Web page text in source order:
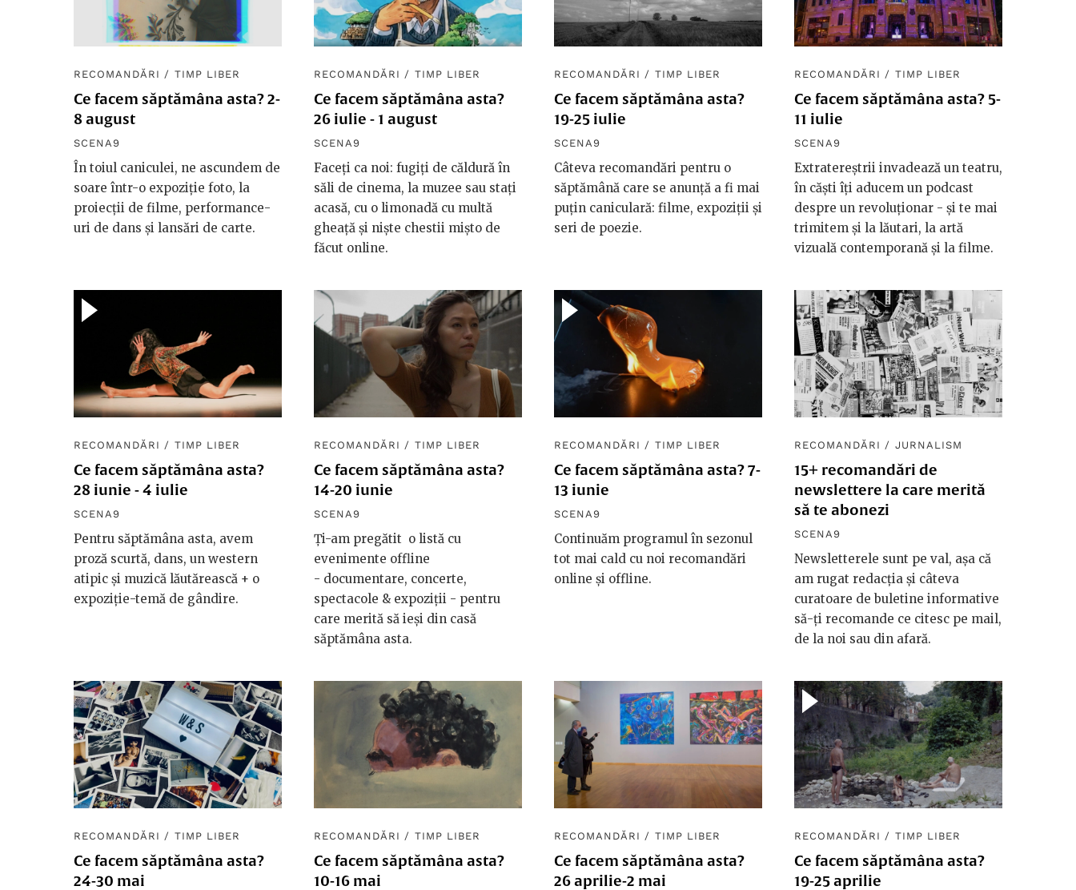
RECOMANDĂRI / TIMP LIBER
Ce facem săptămâna asta? 2-
8 august
SCENA9
În toiul caniculei, ne ascundem de
soare într-o expoziție foto, la
proiecții de filme, performance-
uri de dans și lansări de carte.
RECOMANDĂRI / TIMP LIBER
Ce facem săptămâna asta?
26 iulie - 1 august
SCENA9
Faceți ca noi: fugiți de căldură în
săli de cinema, la muzee sau stați
acasă, cu o limonadă cu multă
gheață și niște chestii mișto de
făcut online.
RECOMANDĂRI / TIMP LIBER
Ce facem săptămâna asta?
19-25 iulie
SCENA9
Câteva recomandări pentru o
săptămână care se anunță a fi mai
puțin caniculară: filme, expoziții și
seri de poezie.
RECOMANDĂRI / TIMP LIBER
Ce facem săptămâna asta? 5-
11 iulie
SCENA9
Extratereștrii invadează un teatru,
în căști îți aducem un podcast
despre un revoluționar - și te mai
trimitem și la lăutari, la artă
vizuală contemporană și la filme.
RECOMANDĂRI / TIMP LIBER
Ce facem săptămâna asta?
28 iunie - 4 iulie
SCENA9
Pentru săptămâna asta, avem
proză scurtă, dans, un western
atipic și muzică lăutărească + o
expoziție-temă de gândire.
RECOMANDĂRI / TIMP LIBER
Ce facem săptămâna asta?
14-20 iunie
SCENA9
Ți-am pregătit o listă cu
evenimente offline
- documentare, concerte,
spectacole & expoziții - pentru
care merită să ieși din casă
săptămâna asta.
RECOMANDĂRI / TIMP LIBER
Ce facem săptămâna asta? 7-
13 iunie
SCENA9
Continuăm programul în sezonul
tot mai cald cu noi recomandări
online și offline.
RECOMANDĂRI / JURNALISM
15+ recomandări de
newslettere la care merită
să te abonezi
SCENA9
Newsletterele sunt pe val, așa că
am rugat redacția și câteva
curatoare de buletine informative
să-ți recomande ce citesc pe mail,
de la noi sau din afară.
RECOMANDĂRI / TIMP LIBER
Ce facem săptămâna asta?
24-30 mai
RECOMANDĂRI / TIMP LIBER
Ce facem săptămâna asta?
10-16 mai
RECOMANDĂRI / TIMP LIBER
Ce facem săptămâna asta?
26 aprilie-2 mai
RECOMANDĂRI / TIMP LIBER
Ce facem săptămâna asta?
19-25 aprilie